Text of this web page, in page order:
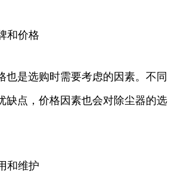
和价格
也是选购时需要考虑的因素。不同
缺点，价格因素也会对除尘器的选
和维护